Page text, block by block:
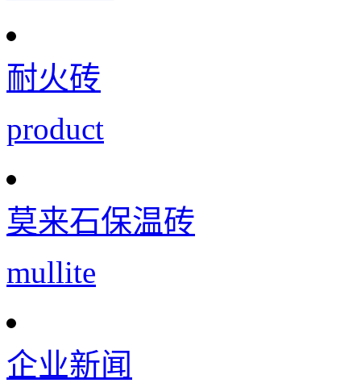
耐火砖
product
莫来石保温砖
mullite
企业新闻